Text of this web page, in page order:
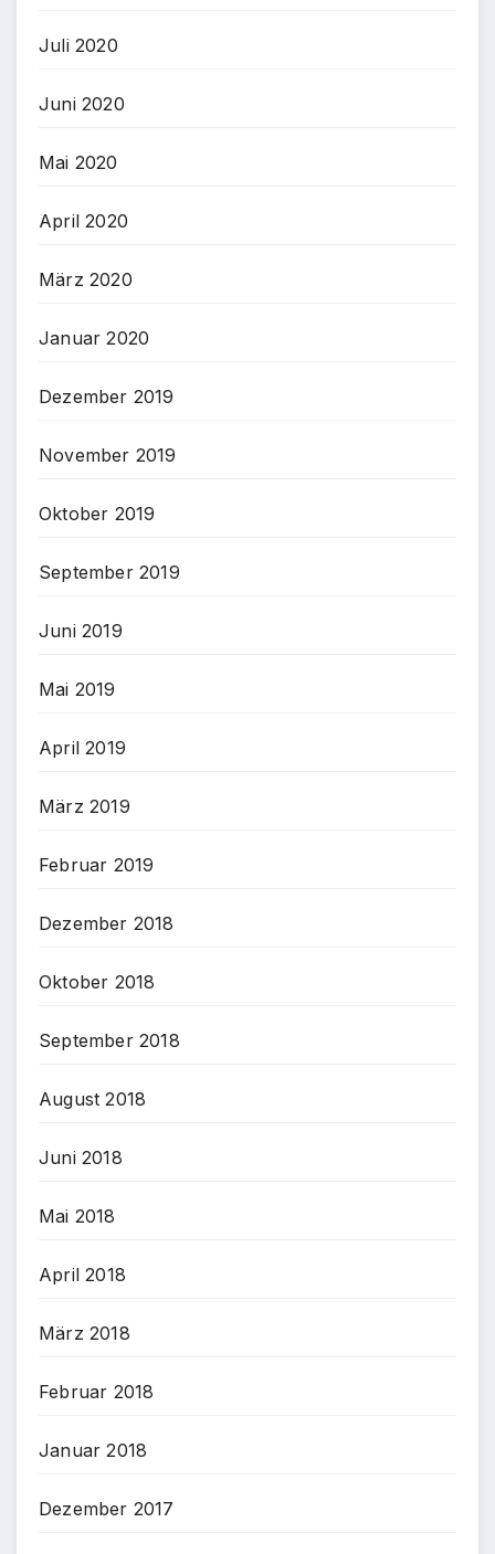
Juli 2020
Juni 2020
Mai 2020
April 2020
März 2020
Januar 2020
Dezember 2019
November 2019
Oktober 2019
September 2019
Juni 2019
Mai 2019
April 2019
März 2019
Februar 2019
Dezember 2018
Oktober 2018
September 2018
August 2018
Juni 2018
Mai 2018
April 2018
März 2018
Februar 2018
Januar 2018
Dezember 2017